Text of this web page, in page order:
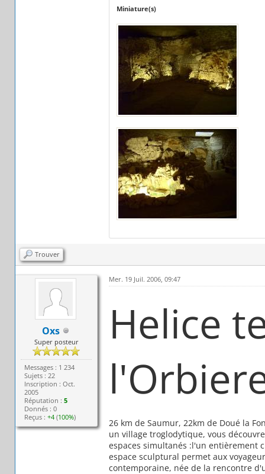
Miniature(s)
Trouver
Oxs
Super posteur
Messages : 1 234
Sujets : 22
Inscription : Oct.
2005
Réputation :5
Donnés : 0
Reçus :+4 (100%)
Mer. 19 Juil. 2006, 09:47
Helice
26 km de Saumur, 22km de Doué la
un village troglodytique, vous
espaces simultanés :l'un entièrement
espace sculptural permet aux
contemporaine, née de la rencontre